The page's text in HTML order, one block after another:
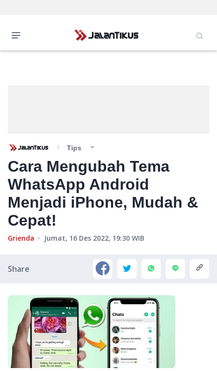
Tips
Cara Mengubah Tema
WhatsApp Android
Menjadi iPhone, Mudah &
Cepat!
Grienda Jumat, 16 Des 2022, 19:30 WIB
Share